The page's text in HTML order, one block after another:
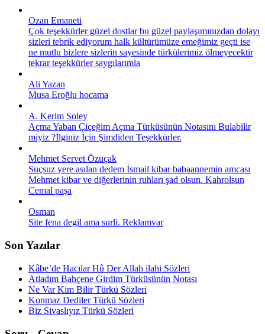
Ozan Emaneti
Çok teşekkürler güzel dostlar bu güzel paylaşımınızdan dolayı
sizleri tebrik ediyorum halk kültürümüze emeğimiz geçti ise
ne mutlu bizlere sizlerin sayesinde türkülerimiz ölmeyecektir
tekrar teşekkürler saygılarımla
Ali Yazan
Musa Eroğlu hocama
A. Kerim Soley
Açma Yaban Çiçeğim Açma Türküsünün Notasını Bulabilir
miyiz ?İlginiz İçin Şimdiden Teşekkürler.
Mehmet Servet Özuçak
Suçsuz yere asılan dedem İsmail kibar babaannemin amcası
Mehmet kibar ve diğerlerinin ruhları şad olsun. Kahrolsun
Cemal paşa
Osman
Site fena degil ama surli. Reklamvar
Son Yazılar
Kâbe’de Hacılar Hû Der Allah ilahi Sözleri
Atladım Bahçene Girdim Türküsünün Notası
Ne Var Kim Bilir Türkü Sözleri
Konmaz Dediler Türkü Sözleri
Biz Sivaslıyız Türkü Sözleri